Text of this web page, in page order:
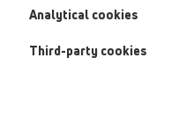
padėklams
showers
indų plovimo mašinos
Analytical cookies
Third-party cookies